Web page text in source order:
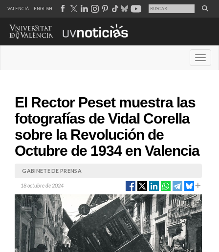
VALENCIÀ ENGLISH
El Rector Peset muestra las
fotografías de Vidal Corella
sobre la Revolución de
Octubre de 1934 en Valencia
GABINETE DE PRENSA
18 octubre de 2024